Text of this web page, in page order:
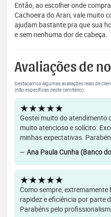
Então, ao escolher onde
Cachoeira do Arari, vale muito
ajudam bastante pra que sua
e sem nenhuma dor de cabeça.
Avaliações de
Destacamos algumas avaliações reais de
(não específicas deste cemitério).
★★★★★
Gostei muito do atendimento
muito atencioso e solícito.
minhas expectativas.
— Ana Paula Cunha (Banco
★★★★★
Como sempre,
rapidez e eficiência por parte
Parabéns pelo